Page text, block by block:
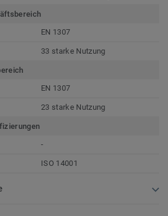
EN 1307
33 starke Nutzung
EN 1307
23 starke Nutzung
-
ISO 14001